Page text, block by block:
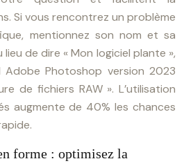
Si vous rencontrez un problème
mentionnez son nom et sa
lieu de dire « Mon logiciel plante »,
Adobe Photoshop version 2023
de fichiers RAW ». L’utilisation
augmente de 40% les chances
forme : optimisez la